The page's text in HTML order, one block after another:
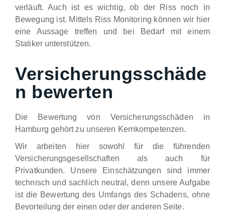
verläuft. Auch ist es wichtig, ob der Riss noch in
Bewegung ist. Mittels Riss Monitoring können wir hier
eine Aussage treffen und bei Bedarf mit einem
Statiker unterstützen.
Versicherungsschäde
n bewerten
Die Bewertung von Versicherungsschäden in
Hamburg gehört zu unseren Kernkompetenzen.
Wir arbeiten hier sowohl für die führenden
Versicherungsgesellschaften als auch für
Privatkunden. Unsere Einschätzungen sind immer
technisch und sachlich neutral, denn unsere Aufgabe
ist die Bewertung des Umfangs des Schadens, ohne
Bevorteilung der einen oder der anderen Seite.